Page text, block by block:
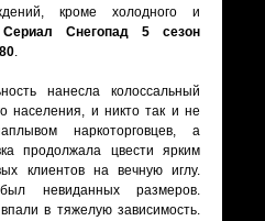
кроме холодного и
Сериал Снегопад 5 сезон
.
нанесла колоссальный
населения, и никто так и не
наркоторговцев, а
продолжала цвести ярким
клиентов на вечную иглу.
невиданных размеров.
в тяжелую зависимость.